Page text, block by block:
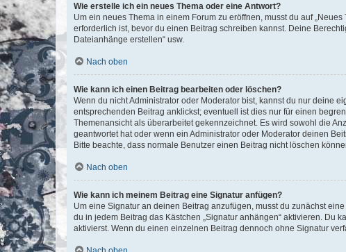
Wie erstelle ich ein neues Thema oder eine Antwort?
Um ein neues Thema in einem Forum zu eröffnen, musst du auf
erforderlich ist, bevor du einen Beitrag schreiben kannst. Deine
Dateianhänge erstellen“ usw.
Nach oben
Wie kann ich einen Beitrag bearbeiten oder löschen?
Wenn du nicht Administrator oder Moderator bist, kannst du nur deine
entsprechenden Beitrag anklickst; eventuell ist dies nur für einen
Themenansicht als überarbeitet gekennzeichnet. Es wird sowohl die
geantwortet hat oder wenn ein Administrator oder Moderator deinen
Bitte beachte, dass normale Benutzer einen Beitrag nicht löschen
Nach oben
Wie kann ich meinem Beitrag eine Signatur anfügen?
Um eine Signatur an deinen Beitrag anzufügen, musst du zunächst
du in jedem Beitrag das Kästchen „Signatur anhängen“ aktivieren.
aktivierst. Wenn du einen einzelnen Beitrag dennoch ohne Signatur